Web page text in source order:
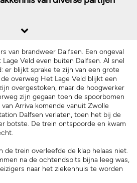
van brandweer Dalfsen. Een ongeval
Veld even buiten Dalfsen. Al snel
er blijkt sprake te zijn van een grote
overweg Het Lage Veld blijkt een
overgestoken, maar de hoogwerker
zijn gegaan toen de spoorbomen
Arriva komende vanuit Zwolle
Dalfsen verlaten, toen het bij de
botste. De trein ontspoorde en kwam
de trein overleefde de klap helaas niet.
na de ochtendspits bijna leeg was,
naar het ziekenhuis te worden